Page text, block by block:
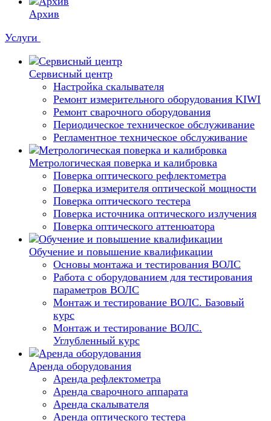
Архив
Услуги
Сервисный центр
Настройка скалывателя
Ремонт измерительного оборудования KIWI
Ремонт сварочного оборудования
Периодическое техническое обслуживание
Регламентное техническое обслуживание
Метрологическая поверка и калибровка
Поверка оптического рефлектометра
Поверка измерителя оптической мощности
Поверка оптического тестера
Поверка источника оптического излучения
Поверка оптического аттенюатора
Обучение и повышение квалификации
Основы монтажа и тестирования ВОЛС
Работа с оборудованием для тестирования
параметров ВОЛС
Монтаж и тестирование ВОЛС. Базовый
курс
Монтаж и тестирование ВОЛС.
Углубленный курс
Аренда оборудования
Аренда рефлектометра
Аренда сварочного аппарата
Аренда скалывателя
Аренда оптического тестера